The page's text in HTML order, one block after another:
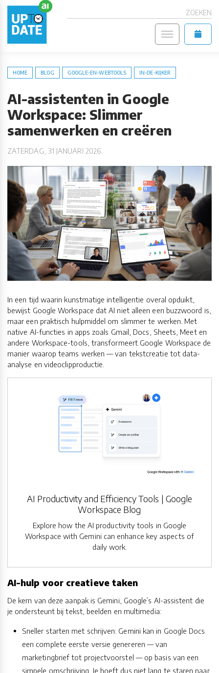
ZOEKEN
HOME BLOG GOOGLE-EN-WEBTOOLS IN-DE-KIJKER
AI-assistenten in Google
Workspace: Slimmer
samenwerken en creëren
ZATERDAG, 31 JANUARI 2026
In een tijd waarin kunstmatige intelligentie overal opduikt,
bewijst Google Workspace dat AI niet alleen een buzzwoord is,
maar een praktisch hulpmiddel om slimmer te werken. Met
native AI-functies in apps zoals Gmail, Docs, Sheets, Meet en
andere Workspace-tools, transformeert Google Workspace de
manier waarop teams werken — van tekstcreatie tot data-
analyse en videoclipproductie.
AI Productivity and Efficiency Tools | Google
Workspace Blog
Explore how the AI productivity tools in Google
Workspace with Gemini can enhance key aspects of
daily work.
AI-hulp voor creatieve taken
De kern van deze aanpak is Gemini, Google’s AI-assistent die
je ondersteunt bij tekst, beelden en multimedia:
Sneller starten met schrijven: Gemini kan in Google Docs
een complete eerste versie genereren — van
marketingbrief tot projectvoorstel — op basis van een
simpele omschrijving. Je hoeft dus niet lang te staren naar